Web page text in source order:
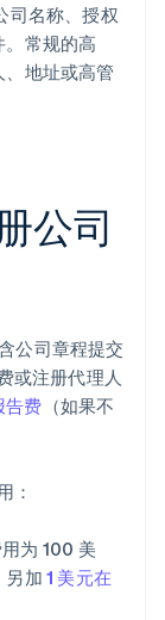
司名称、授权
常规的高
地址或高管
公司
公司章程提交
或注册代理人
告费 （如果不
：
为 100 美
另加 1 美元在